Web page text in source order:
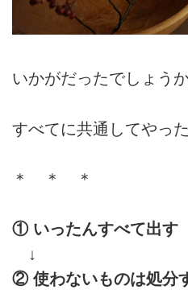
いかがだったでしょうか
すべてに共通してやった
＊ ＊ ＊
① いったんすべて出す
↓
② 使わないものは処分